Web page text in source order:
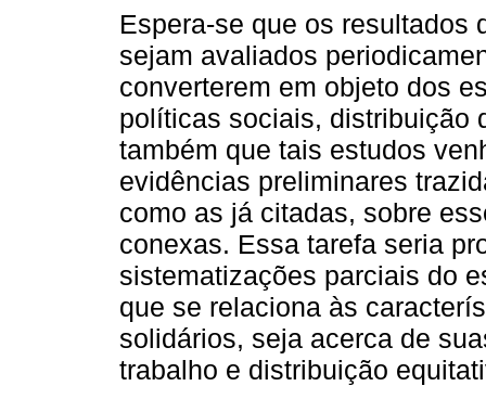
Espera-se que os resultados
sejam avaliados
converterem em objeto dos
políticas sociais, distribuição
também que tais estudos
evidências preliminares
como as já citadas, sobre
conexas. Essa tarefa seria
sistematizações parciais do
que se relaciona às
solidários, seja acerca de
trabalho e distribuição